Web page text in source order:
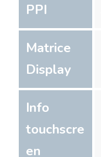
PPI
Matrice
Display
Info
touchscre
en